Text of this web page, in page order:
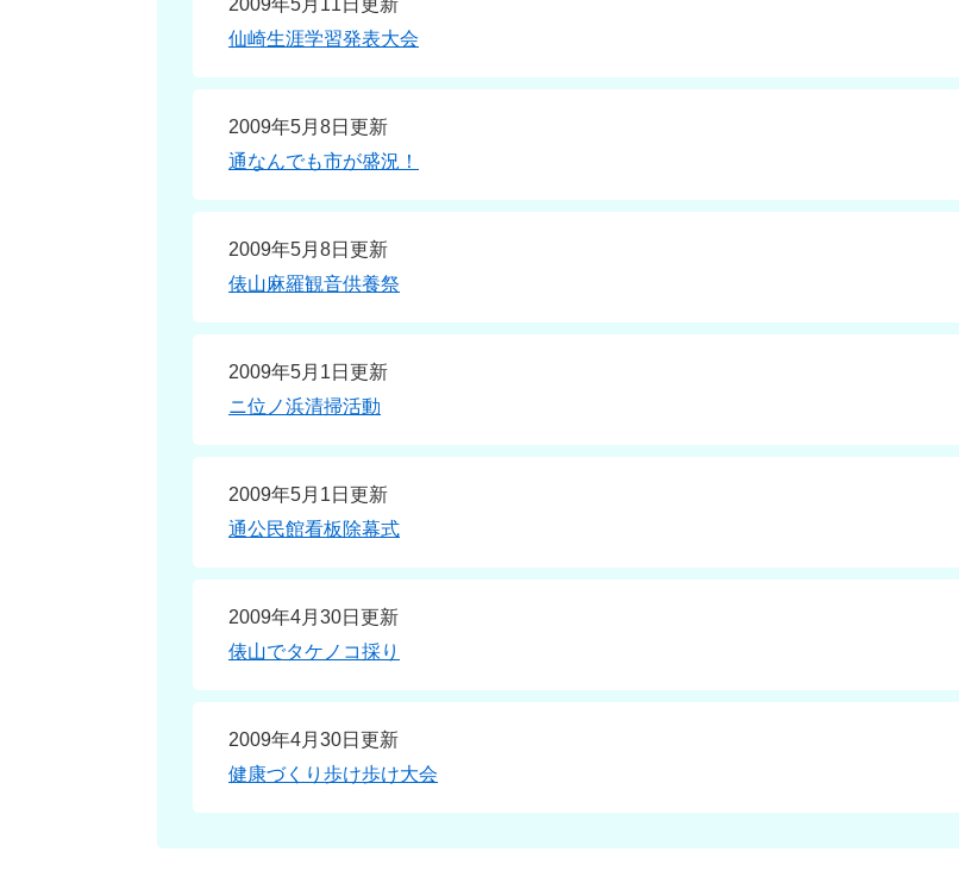
2009年5月11日更新
仙崎生涯学習発表大会
2009年5月8日更新
通なんでも市が盛況！
2009年5月8日更新
俵山麻羅観音供養祭
2009年5月1日更新
ニ位ノ浜清掃活動
2009年5月1日更新
通公民館看板除幕式
2009年4月30日更新
俵山でタケノコ採り
2009年4月30日更新
健康づくり歩け歩け大会